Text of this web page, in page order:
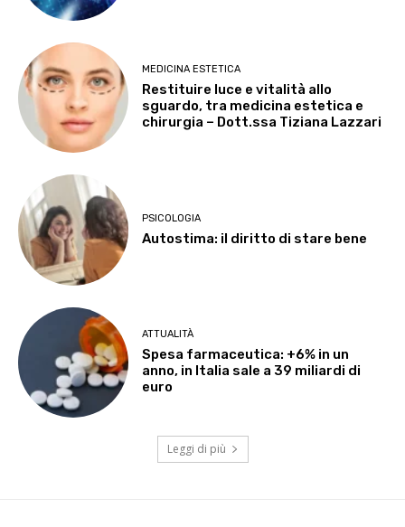
MEDICINA ESTETICA
Restituire luce e vitalità allo
sguardo, tra medicina estetica e
chirurgia – Dott.ssa Tiziana Lazzari
PSICOLOGIA
Autostima: il diritto di stare bene
ATTUALITÀ
Spesa farmaceutica: +6% in un
anno, in Italia sale a 39 miliardi di
euro
Leggi di più